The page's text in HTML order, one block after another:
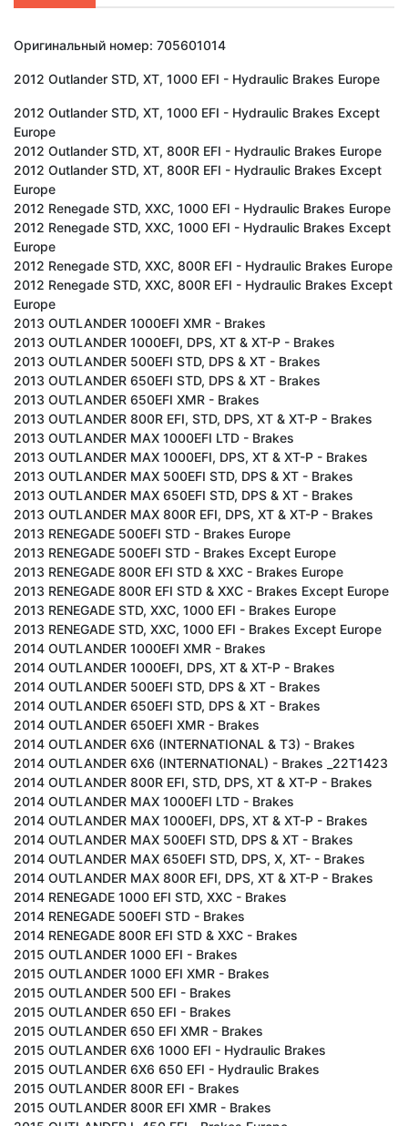
Оригинальный номер: 705601014
2012 Outlander STD, XT, 1000 EFI - Hydraulic Brakes Europe
2012 Outlander STD, XT, 1000 EFI - Hydraulic Brakes Except
Europe
2012 Outlander STD, XT, 800R EFI - Hydraulic Brakes Europe
2012 Outlander STD, XT, 800R EFI - Hydraulic Brakes Except
Europe
2012 Renegade STD, XXC, 1000 EFI - Hydraulic Brakes Europe
2012 Renegade STD, XXC, 1000 EFI - Hydraulic Brakes Except
Europe
2012 Renegade STD, XXC, 800R EFI - Hydraulic Brakes Europe
2012 Renegade STD, XXC, 800R EFI - Hydraulic Brakes Except
Europe
2013 OUTLANDER 1000EFI XMR - Brakes
2013 OUTLANDER 1000EFI, DPS, XT & XT-P - Brakes
2013 OUTLANDER 500EFI STD, DPS & XT - Brakes
2013 OUTLANDER 650EFI STD, DPS & XT - Brakes
2013 OUTLANDER 650EFI XMR - Brakes
2013 OUTLANDER 800R EFI, STD, DPS, XT & XT-P - Brakes
2013 OUTLANDER MAX 1000EFI LTD - Brakes
2013 OUTLANDER MAX 1000EFI, DPS, XT & XT-P - Brakes
2013 OUTLANDER MAX 500EFI STD, DPS & XT - Brakes
2013 OUTLANDER MAX 650EFI STD, DPS & XT - Brakes
2013 OUTLANDER MAX 800R EFI, DPS, XT & XT-P - Brakes
2013 RENEGADE 500EFI STD - Brakes Europe
2013 RENEGADE 500EFI STD - Brakes Except Europe
2013 RENEGADE 800R EFI STD & XXC - Brakes Europe
2013 RENEGADE 800R EFI STD & XXC - Brakes Except Europe
2013 RENEGADE STD, XXC, 1000 EFI - Brakes Europe
2013 RENEGADE STD, XXC, 1000 EFI - Brakes Except Europe
2014 OUTLANDER 1000EFI XMR - Brakes
2014 OUTLANDER 1000EFI, DPS, XT & XT-P - Brakes
2014 OUTLANDER 500EFI STD, DPS & XT - Brakes
2014 OUTLANDER 650EFI STD, DPS & XT - Brakes
2014 OUTLANDER 650EFI XMR - Brakes
2014 OUTLANDER 6X6 (INTERNATIONAL & T3) - Brakes
2014 OUTLANDER 6X6 (INTERNATIONAL) - Brakes _22T1423
2014 OUTLANDER 800R EFI, STD, DPS, XT & XT-P - Brakes
2014 OUTLANDER MAX 1000EFI LTD - Brakes
2014 OUTLANDER MAX 1000EFI, DPS, XT & XT-P - Brakes
2014 OUTLANDER MAX 500EFI STD, DPS & XT - Brakes
2014 OUTLANDER MAX 650EFI STD, DPS, X, XT- - Brakes
2014 OUTLANDER MAX 800R EFI, DPS, XT & XT-P - Brakes
2014 RENEGADE 1000 EFI STD, XXC - Brakes
2014 RENEGADE 500EFI STD - Brakes
2014 RENEGADE 800R EFI STD & XXC - Brakes
2015 OUTLANDER 1000 EFI - Brakes
2015 OUTLANDER 1000 EFI XMR - Brakes
2015 OUTLANDER 500 EFI - Brakes
2015 OUTLANDER 650 EFI - Brakes
2015 OUTLANDER 650 EFI XMR - Brakes
2015 OUTLANDER 6X6 1000 EFI - Hydraulic Brakes
2015 OUTLANDER 6X6 650 EFI - Hydraulic Brakes
2015 OUTLANDER 800R EFI - Brakes
2015 OUTLANDER 800R EFI XMR - Brakes